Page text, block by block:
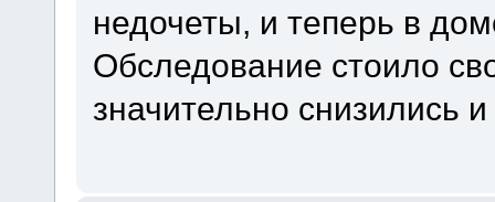
недочеты, и теперь в
Обследование стоило
значительно снизились